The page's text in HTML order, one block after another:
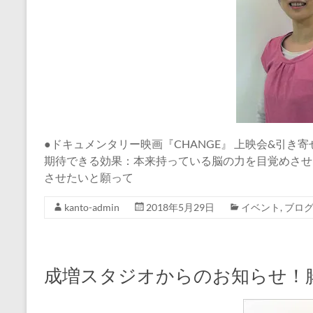
●ドキュメンタリー映画『CHANGE』 上映会&引き
期待できる効果：本来持っている脳の力を目覚めさ
させたいと願って
kanto-admin 2018年5月29日 イベント , ブログ
成増スタジオからのお知らせ